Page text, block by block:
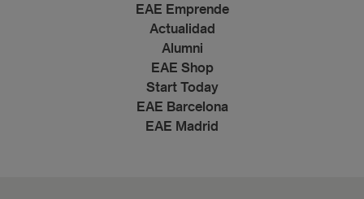
EAE Emprende
Actualidad
Alumni
EAE Shop
Start Today
EAE Barcelona
EAE Madrid